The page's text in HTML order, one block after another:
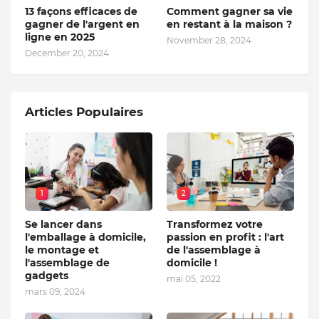
13 façons efficaces de
gagner de l'argent en
ligne en 2025
December 20, 2024
Comment gagner sa vie
en restant à la maison ?
November 28, 2024
Articles Populaires
1
Se lancer dans
l'emballage à domicile,
le montage et
l'assemblage de
gadgets
mars 09, 2024
2
Transformez votre
passion en profit : l'art
de l'assemblage à
domicile !
mai 05, 2022